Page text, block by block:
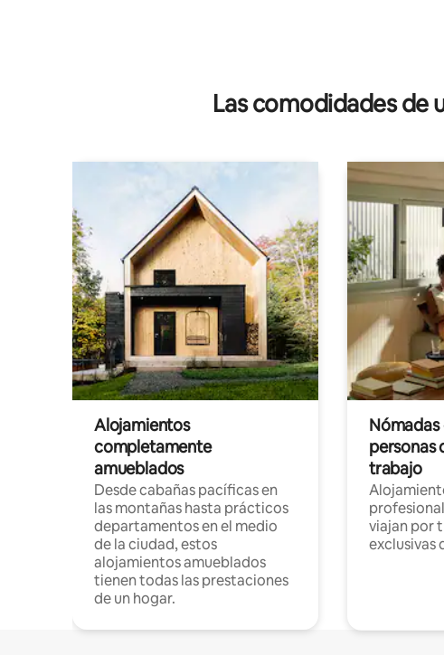
Las comodidades de
Alojamientos
completamente
amueblados
Desde cabañas pacíficas en
las montañas hasta prácticos
departamentos en el medio
de la ciudad, estos
alojamientos amueblados
tienen todas las prestaciones
de un hogar.
personas
trabajo
viajan por
exclusivas